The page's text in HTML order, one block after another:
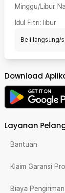
Minggu/Libur
Idul Fitri: libur
Beli langsung/
Download
Layanan
Bantuan
Klaim Garansi
Biaya Pengiriman